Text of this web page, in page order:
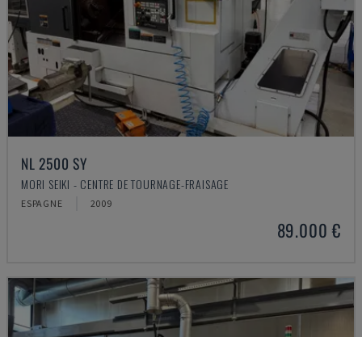
NL 2500 SY
MORI SEIKI - CENTRE DE TOURNAGE-FRAISAGE
ESPAGNE 2009
89.000 €